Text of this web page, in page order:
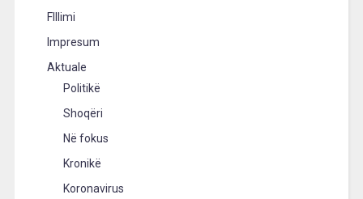
FIllimi
Impresum
Aktuale
Politikë
Shoqëri
Në fokus
Kronikë
Koronavirus